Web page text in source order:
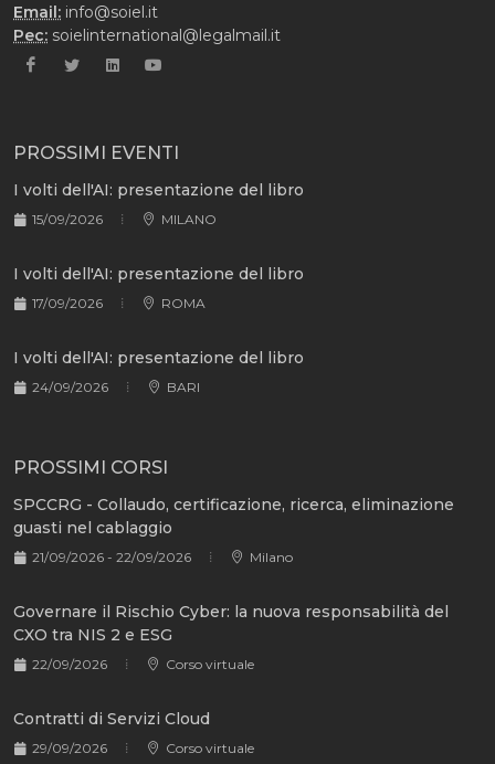
Email: info@soiel.it
Pec: soielinternational@legalmail.it
PROSSIMI EVENTI
I volti dell'AI: presentazione del libro
15/09/2026 MILANO
I volti dell'AI: presentazione del libro
17/09/2026 ROMA
I volti dell'AI: presentazione del libro
24/09/2026 BARI
PROSSIMI CORSI
SPCCRG - Collaudo, certificazione, ricerca, eliminazione
guasti nel cablaggio
21/09/2026 - 22/09/2026 Milano
Governare il Rischio Cyber: la nuova responsabilità del
CXO tra NIS 2 e ESG
22/09/2026 Corso virtuale
Contratti di Servizi Cloud
29/09/2026 Corso virtuale